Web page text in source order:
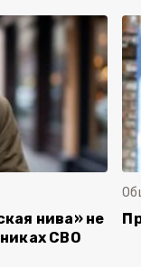
нива» не
СВО